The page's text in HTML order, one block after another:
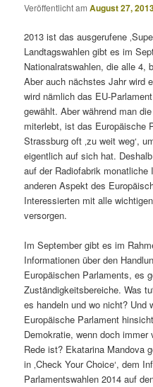
Veröffentlicht amAugust 27,
2013 ist das ausgerufene
Landtagswahlen gibt es im
Nationalratswahlen, die alle 4,
Aber auch nächstes Jahr wird
wird nämlich das EU-
gewählt. Aber während man
miterlebt, ist das Europäische
Strassburg oft ‚zu weit weg‘,
eigentlich auf sich hat.
auf der Radiofabrik
anderen Aspekt des
Interessierten mit alle
versorgen.
Im September gibt es im
Informationen über den
Europäischen Parlaments, es
Zuständigkeitsbereiche. Was
es handeln und wo nicht? Und
Europäische Parlament
Demokratie, wenn doch immer
Rede ist? Ekatarina Mandova
in ‚Check Your Choice‘, dem
Parlamentswahlen 2014 auf